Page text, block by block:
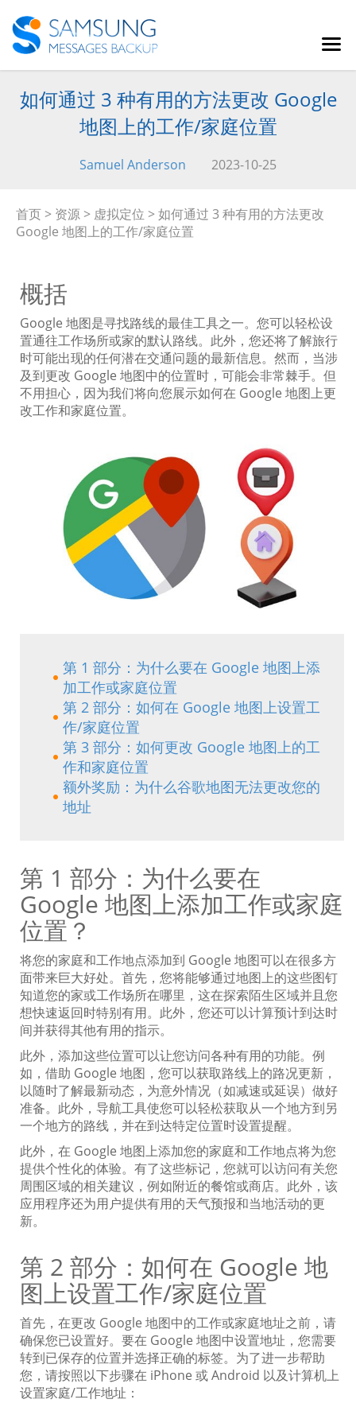
如何通过 3 种有用的方法更改 Google
地图上的工作/家庭位置
Samuel Anderson 2023-10-25
首页 > 资源 > 虚拟定位 > 如何通过 3 种有用的方法更改
Google 地图上的工作/家庭位置
概括
Google 地图是寻找路线的最佳工具之一。您可以轻松设
置通往工作场所或家的默认路线。此外，您还将了解旅行
时可能出现的任何潜在交通问题的最新信息。然而，当涉
及到更改 Google 地图中的位置时，可能会非常棘手。但
不用担心，因为我们将向您展示如何在 Google 地图上更
改工作和家庭位置。
第 1 部分：为什么要在 Google 地图上添
加工作或家庭位置
第 2 部分：如何在 Google 地图上设置工
作/家庭位置
第 3 部分：如何更改 Google 地图上的工
作和家庭位置
额外奖励：为什么谷歌地图无法更改您的
地址
第 1 部分：为什么要在
Google 地图上添加工作或家庭
位置？
将您的家庭和工作地点添加到 Google 地图可以在很多方
面带来巨大好处。首先，您将能够通过地图上的这些图钉
知道您的家或工作场所在哪里，这在探索陌生区域并且您
想快速返回时特别有用。此外，您还可以计算预计到达时
间并获得其他有用的指示。
此外，添加这些位置可以让您访问各种有用的功能。例
如，借助 Google 地图，您可以获取路线上的路况更新，
以随时了解最新动态，为意外情况（如减速或延误）做好
准备。此外，导航工具使您可以轻松获取从一个地方到另
一个地方的路线，并在到达特定位置时设置提醒。
此外，在 Google 地图上添加您的家庭和工作地点将为您
提供个性化的体验。有了这些标记，您就可以访问有关您
周围区域的相关建议，例如附近的餐馆或商店。此外，该
应用程序还为用户提供有用的天气预报和当地活动的更
新。
第 2 部分：如何在 Google 地
图上设置工作/家庭位置
首先，在更改 Google 地图中的工作或家庭地址之前，请
确保您已设置好。要在 Google 地图中设置地址，您需要
转到已保存的位置并选择正确的标签。为了进一步帮助
您，请按照以下步骤在 iPhone 或 Android 以及计算机上
设置家庭/工作地址：